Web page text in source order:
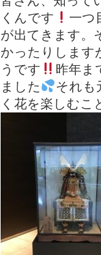
くんです
一つ
が出てきます。
かったりします
うです
昨年ま
ました
それも
く花を楽しむこ